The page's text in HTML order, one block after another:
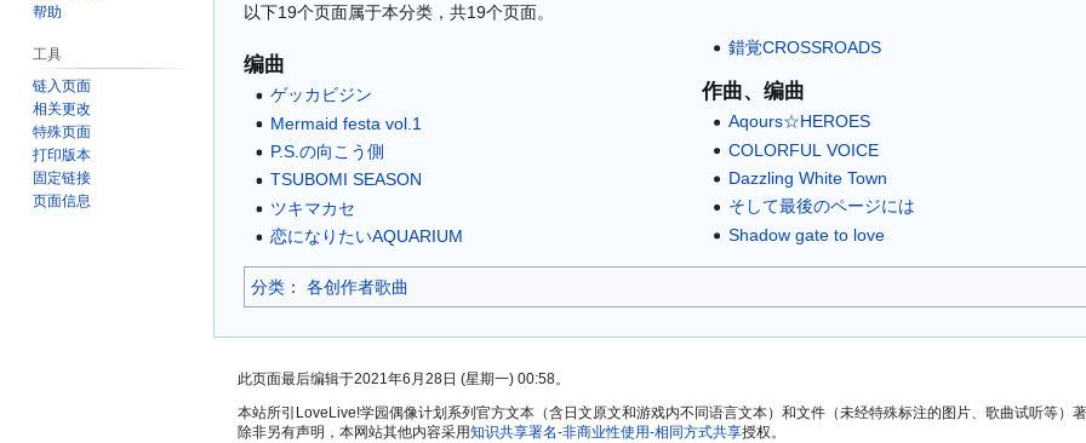
航
索
以下19个页面属于本分类，共19个页面。
编曲
ゲッカビジン
Mermaid festa vol.1
P.S.の向こう側
TSUBOMI SEASON
ツキマカセ
恋になりたいAQUARIUM
錯覚CROSSROADS
作曲、编曲
Aqours☆HEROES
COLORFUL VOICE
Dazzling White Town
そして最後のページには
Shadow gate to love
分类 ：​ 各创作者歌曲
帮助
工具
链入页面
相关更改
特殊页面
打印版本
固定链接
页面信息
此页面最后编辑于2021年6月28日 (星期一) 00:58。
本站所引LoveLive!学园偶像计划系列官方文本（含日文原文和游戏内不同语言文本）和文件（未经特殊标注的图片、歌曲试听等）
除非另有声明，本网站其他内容采用知识共享署名-非商业性使用-相同方式共享授权。